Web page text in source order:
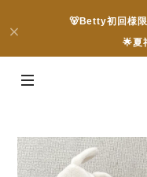
🐻Betty初回様
🌟夏